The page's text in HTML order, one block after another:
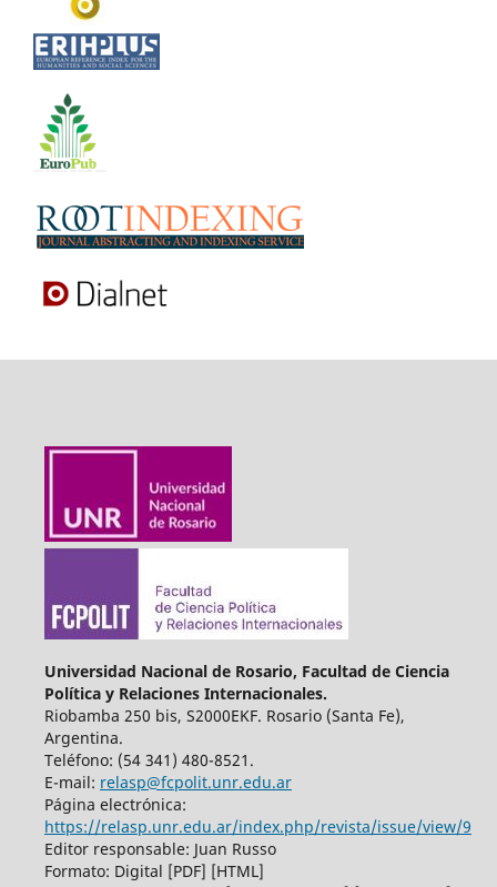
Universidad Nacional de Rosario, Facultad de Ciencia
Política y Relaciones Internacionales.
Riobamba 250 bis, S2000EKF. Rosario (Santa Fe),
Argentina.
Teléfono: (54 341) 480-8521.
E-mail: relasp@fcpolit.unr.edu.ar
Página electrónica:
https://relasp.unr.edu.ar/index.php/revista/issue/view/9
Editor responsable: Juan Russo
Formato: Digital [PDF] [HTML]